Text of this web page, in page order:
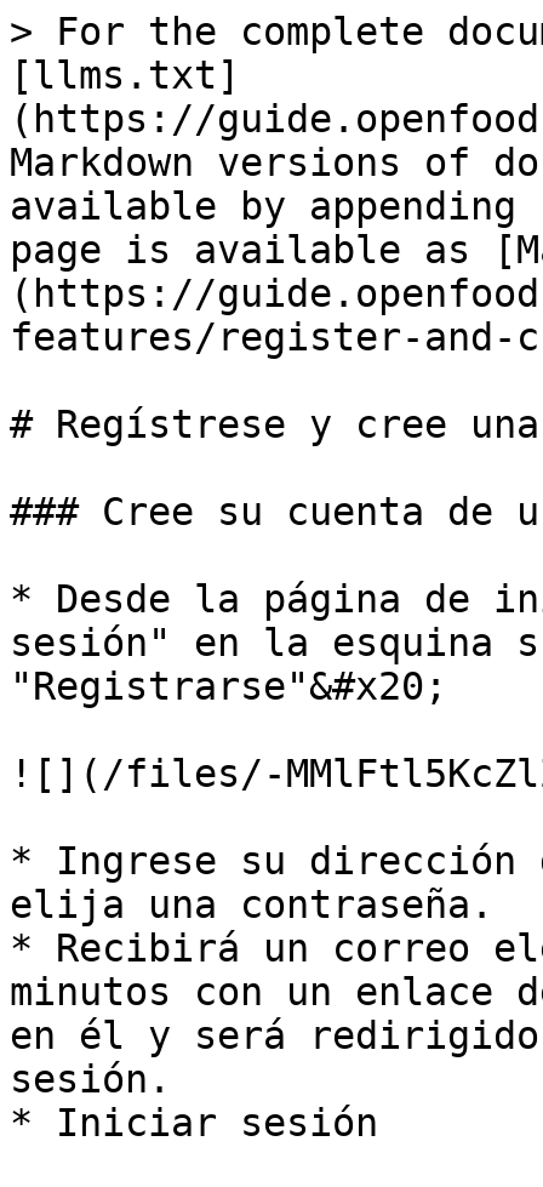
> For the complete
[llms.txt]
(https://
Markdown versions of
available by
page is available as
(https://
features/register-and-
# Regístrese y cree
### Cree su cuenta de
* Desde la página de
sesión" en la esquina
"Registrarse"&#x20;
![](/files/-
* Ingrese su dirección
elija una contraseña.
* Recibirá un correo
minutos con un enlace
en él y será
sesión.
* Iniciar sesión